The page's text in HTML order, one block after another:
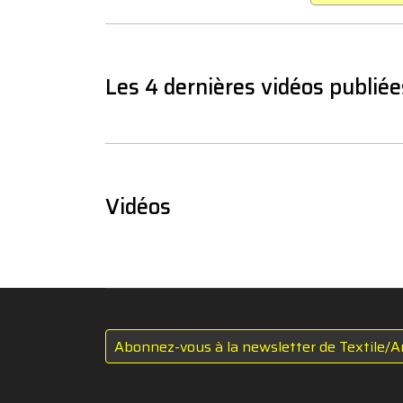
Les 4 dernières vidéos
Vidéos
Abonnez-vous à la newsletter de Textile/